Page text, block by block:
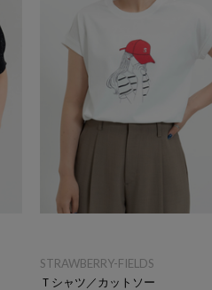
STRAWBERRY-FIELDS
Ｔシャツ／カットソー